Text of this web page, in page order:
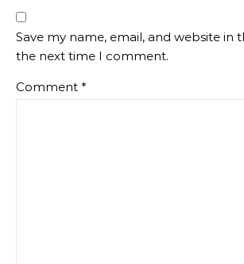
Save my name, email, and website in
the next time I comment.
Comment *